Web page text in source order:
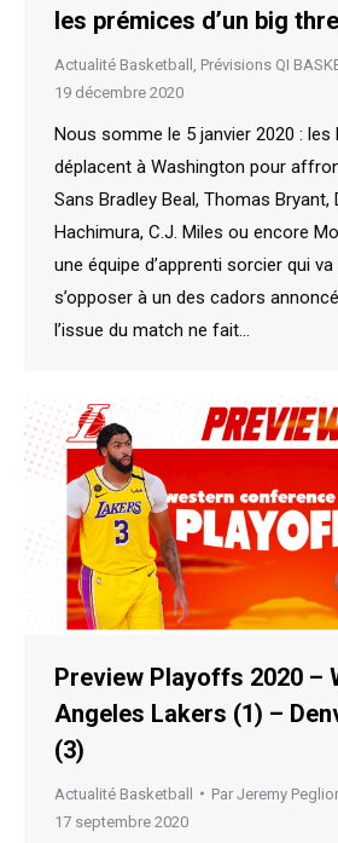
les prémices d’un big
Actualité Basketball , Prévisions QI
19 décembre 2020
Nous somme le 5 janvier 2020 : les
déplacent à Washington pour
Sans Bradley Beal, Thomas Bryant,
Hachimura, C.J. Miles ou encore
une équipe d’apprenti sorcier qui
s’opposer à un des cadors
l’issue du match ne fait…
Preview Playoffs 2020 –
Angeles Lakers (1) –
(3)
Actualité Basketball Par Jeremy
17 septembre 2020